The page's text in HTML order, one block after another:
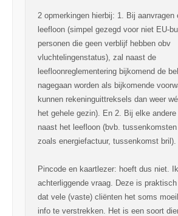
2 opmerkingen hierbij: 1. Bij aanvragen
leefloon (simpel gezegd voor niet EU-
personen die geen verblijf hebben obv
vluchtelingenstatus), zal naast de
leefloonreglementering bijkomend de
nagegaan worden als bijkomende
kunnen rekeninguittreksels dan weer
het gehele gezin). En 2. Bij elke
naast het leefloon (bvb.
zoals energiefactuur, tussenkomst bril).
Pincode en kaartlezer: hoeft dus niet.
achterliggende vraag. Deze is
dat vele (vaste) cliënten het soms
info te verstrekken. Het is een soort